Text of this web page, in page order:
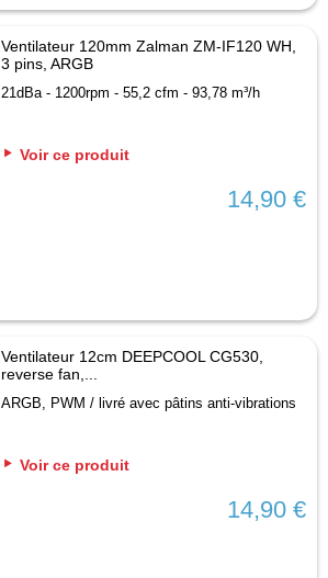
Ventilateur 120mm Zalman ZM-IF120 WH,
3 pins, ARGB
21dBa - 1200rpm - 55,2 cfm - 93,78 m³/h
Voir ce produit
14,90 €
Ventilateur 12cm DEEPCOOL CG530,
reverse fan,...
ARGB, PWM / livré avec pâtins anti-vibrations
Voir ce produit
14,90 €